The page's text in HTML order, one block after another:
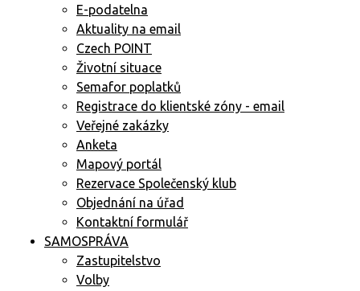
E-podatelna
Aktuality na email
Czech POINT
Životní situace
Semafor poplatků
Registrace do klientské zóny - email
Veřejné zakázky
Anketa
Mapový portál
Rezervace Společenský klub
Objednání na úřad
Kontaktní formulář
SAMOSPRÁVA
Zastupitelstvo
Volby